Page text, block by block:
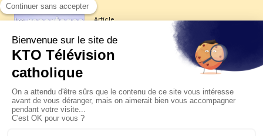
Article
Les reportages d'été 2026 de KTO
La visite pastorale du pape Léon
XIV à Assise à suivre sur KTO le
jeudi 6 août